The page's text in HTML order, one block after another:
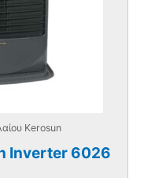
Kerosun
Inverter 6026